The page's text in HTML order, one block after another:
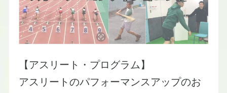
【アスリート・プログラム】
​アスリートのパフォーマンスアップのお